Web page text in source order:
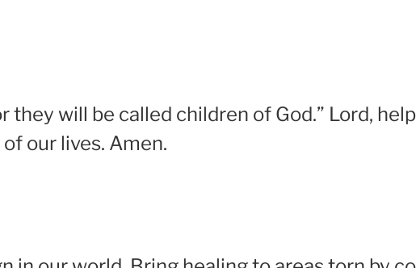
they will be called children of God.” Lord,
our lives. Amen.